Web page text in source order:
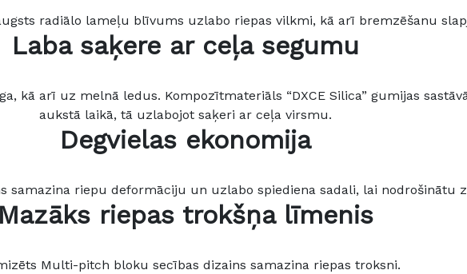
radiālo lameļu blīvums uzlabo riepas vilkmi, kā arī bremzēšanu
Laba saķere ar ceļa segumu
kā arī uz melnā ledus. Kompozītmateriāls “DXCE Silica” gumijas
aukstā laikā, tā uzlabojot saķeri ar ceļa virsmu.
Degvielas ekonomija
samazina riepu deformāciju un uzlabo spiediena sadali, lai nodrošinātu
Mazāks riepas trokšņa līmenis
Multi-pitch bloku secības dizains samazina riepas troksni.